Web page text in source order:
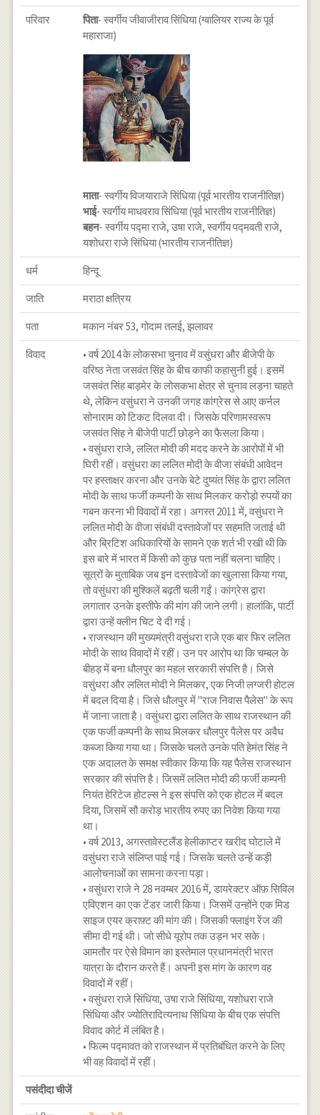
परिवार पिता- स्वर्गीय जीवाजीराव सिंधिया (ग्वालियर राज्य के पूर्व
महाराजा)
माता- स्वर्गीय विजयाराजे सिंधिया (पूर्व भारतीय राजनीतिज्ञ)
भाई- स्वर्गीय माधवराव सिंधिया (पूर्व भारतीय राजनीतिज्ञ)
बहन- स्वर्गीय पद्मा राजे, उषा राजे, स्वर्गीय पद्मवती राजे,
यशोधरा राजे सिंधिया (भारतीय राजनीतिज्ञ)
धर्म हिन्दू
जाति मराठा क्षत्रिय
पता मकान नंबर 53, गोदाम तलई, झलावर
विवाद
• वर्ष 2014 के लोकसभा चुनाव में वसुंधरा और बीजेपी के
वरिष्ठ नेता जसवंत सिंह के बीच काफी कहासुनी हुई। इसमें
जसवंत सिंह बाड़मेर के लोसकभा क्षेत्र से चुनाव लड़ना चाहते
थे, लेकिन वसुंधरा ने उनकी जगह कांग्रेस से आए कर्नल
सोनाराम को टिकट दिलवा दी। जिसके परिणामस्वरूप
जसवंत सिंह ने बीजेपी पार्टी छोड़ने का फैसला किया।
• वसुंधरा राजे, ललित मोदी की मदद करने के आरोपों में भी
घिरी रहीं। वसुंधरा का ललित मोदी के वीजा संबंधी आवेदन
पर हस्ताक्षर करना और उनके बेटे दुष्यंत सिंह के द्वारा ललित
मोदी के साथ फर्जी कम्पनी के साथ मिलकर करोड़ो रुपयों का
गबन करना भी विवादों में रहा। अगस्त 2011 में, वसुंधरा ने
ललित मोदी के वीजा संबंधी दस्तावेजों पर सहमति जताई थी
और ब्रिटिश अधिकारियों के सामने एक शर्त भी रखी थी कि
इस बारे में भारत में किसी को कुछ पता नहीं चलना चाहिए।
सूत्रों के मुताबिक जब इन दस्तावेजों का खुलासा किया गया,
तो वसुंधरा की मुश्किलें बढ़ती चली गईं। कांग्रेस द्वारा
लगातार उनके इस्तीफे की मांग की जाने लगी। हालांकि, पार्टी
द्वारा उन्हें क्लीन चिट दे दी गई।
• राजस्थान की मुख्यमंत्री वसुंधरा राजे एक बार फिर ललित
मोदी के साथ विवादों में रहीं। उन पर आरोप था कि चम्बल के
बीहड़ में बना धौलपुर का महल सरकारी संपत्ति है। जिसे
वसुंधरा और ललित मोदी ने मिलकर, एक निजी लग्जरी होटल
में बदल दिया है। जिसे धौलपुर में "राज निवास पैलेस" के रूप
में जाना जाता है। वसुंधरा द्वारा ललित के साथ राजस्थान की
एक फर्जी कम्पनी के साथ मिलकर धौलपुर पैलेस पर अवैध
कब्जा किया गया था। जिसके चलते उनके पति हेमंत सिंह ने
एक अदालत के समक्ष स्वीकार किया कि यह पैलेस राजस्थान
सरकार की संपत्ति है। जिसमें ललित मोदी की फर्जी कम्पनी
नियंत हेरिटेज होटल्स ने इस संपत्ति को एक होटल में बदल
दिया, जिसमें सौ करोड़ भारतीय रुपए का निवेश किया गया
था।
• वर्ष 2013, अगस्तावेस्टलैंड हेलीकाप्टर खरीद घोटाले में
वसुंधरा राजे संलिप्त पाई गई। जिसके चलते उन्हें कड़ी
आलोचनाओं का सामना करना पड़ा।
• वसुंधरा राजे ने 28 नवम्बर 2016 में, डायरेक्टर ऑफ़ सिविल
एविएशन का एक टेंडर जारी किया। जिसमें उन्होंने एक मिड
साइज एयर क्राफ़्ट की मांग की। जिसकी फ्लाइंग रेंज की
सीमा दी गई थी। जो सीधे यूरोप तक उड़न भर सके।
आमतौर पर ऐसे विमान का इस्तेमाल प्रधानमंत्री भारत
यात्रा के दौरान करते हैं। अपनी इस मांग के कारण वह
विवादों में रहीं।
• वसुंधरा राजे सिंधिया, उषा राजे सिंधिया, यशोधरा राजे
सिंधिया और ज्योतिरादित्यनाथ सिंधिया के बीच एक संपत्ति
विवाद कोर्ट में लंबित है।
• फिल्म पद्मावत को राजस्थान में प्रतिबंधित करने के लिए
भी वह विवादों में रहीं।
पसंदीदा चीजें